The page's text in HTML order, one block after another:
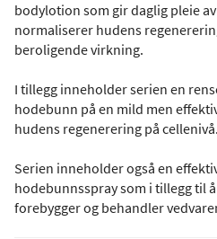
bodylotion som gir daglig pleie
normaliserer hudens
beroligende virkning.
I tillegg inneholder serien en
hodebunn på en mild men
hudens regenerering på cellenivå.
Serien inneholder også en
hodebunnsspray som i tillegg til
forebygger og behandler